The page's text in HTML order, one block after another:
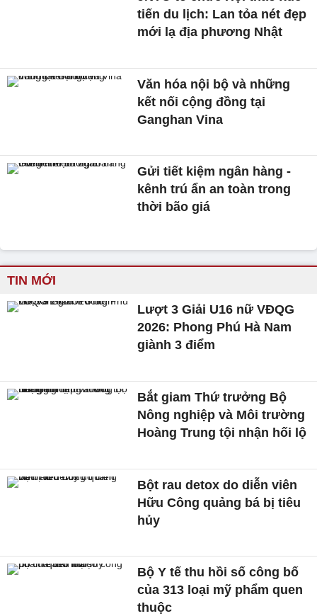
tiến du lịch: Lan tỏa nét đẹp
mới lạ địa phương Nhật
Văn hóa nội bộ và những
kết nối cộng đồng tại
Ganghan Vina
Gửi tiết kiệm ngân hàng -
kênh trú ẩn an toàn trong
thời bão giá
TIN MỚI
Lượt 3 Giải U16 nữ VĐQG
2026: Phong Phú Hà Nam
giành 3 điểm
Bắt giam Thứ trưởng Bộ
Nông nghiệp và Môi trường
Hoàng Trung tội nhận hối lộ
Bột rau detox do diễn viên
Hữu Công quảng bá bị tiêu
hủy
Bộ Y tế thu hồi số công bố
của 313 loại mỹ phẩm quen
thuộc